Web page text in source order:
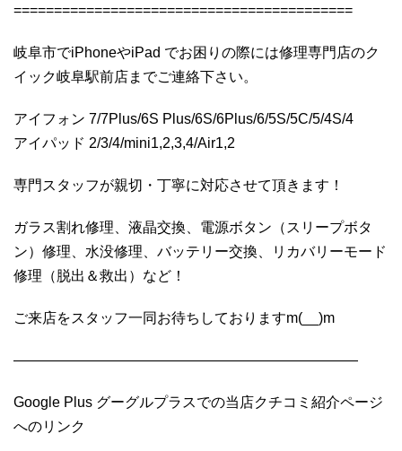
==========================================
岐阜市でiPhoneやiPad でお困りの際には修理専門店のク
イック岐阜駅前店までご連絡下さい。
アイフォン 7/7Plus/6S Plus/6S/6Plus/6/5S/5C/5/4S/4
アイパッド 2/3/4/mini1,2,3,4/Air1,2
専門スタッフが親切・丁寧に対応させて頂きます！
ガラス割れ修理、液晶交換、電源ボタン（スリープボタ
ン）修理、水没修理、バッテリー交換、リカバリーモード
修理（脱出＆救出）など！
ご来店をスタッフ一同お待ちしておりますm(__)m
————————————————————————
Google Plus グーグルプラスでの当店クチコミ紹介ページ
へのリンク